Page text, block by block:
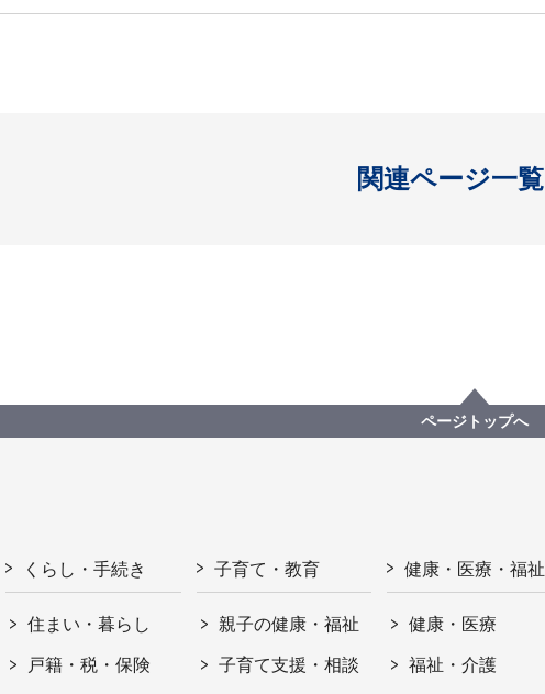
関連ページ一覧
開く
ページトップへ
くらし・手続き
住まい・暮らし
戸籍・税・保険
子育て・教育
親子の健康・福祉
子育て支援・相談
健康・医療・福祉
健康・医療
福祉・介護